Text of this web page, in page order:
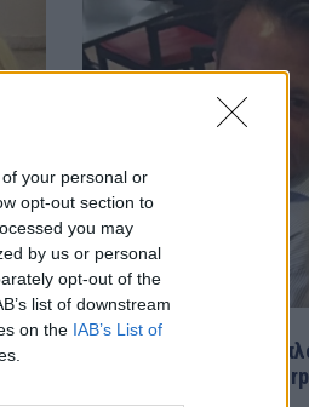
your personal or
opt-out section to
you may
by us or personal
opt-out of the
list of downstream
on the IAB’s List of
Λύτρας: Το άγνωστο
μετά τον ξυλοδαρμό –